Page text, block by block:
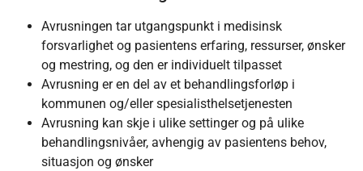
Avrusningen tar utgangspunkt i medisinsk
forsvarlighet og pasientens erfaring, ressurser, ønsker
og mestring, og den er individuelt tilpasset
Avrusning er en del av et behandlingsforløp i
kommunen og/eller spesialisthelsetjenesten
Avrusning kan skje i ulike settinger og på ulike
behandlingsnivåer, avhengig av pasientens behov,
situasjon og ønsker